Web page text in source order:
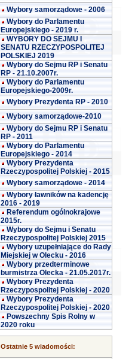
Wybory samorządowe - 2006
Wybory do Parlamentu
Europejskiego - 2019 r.
WYBORY DO SEJMU I
SENATU RZECZYPOSPOLITEJ
POLSKIEJ 2019
Wybory do Sejmu RP i Senatu
RP - 21.10.2007r.
Wybory do Parlamentu
Europejskiego-2009r.
Wybory Prezydenta RP - 2010
Wybory samorządowe-2010
Wybory do Sejmu RP i Senatu
RP - 2011
Wybory do Parlamentu
Europejskiego - 2014
Wybory Prezydenta
Rzeczypospolitej Polskiej - 2015
Wybory samorządowe - 2014
Wybory ławników na kadencję
2016 - 2019
Referendum ogólnokrajowe
2015r.
Wybory do Sejmu i Senatu
Rzeczypospolitej Polskiej 2015
Wybory uzupełniające do Rady
Miejskiej w Olecku - 2016
Wybory przedterminowe
burmistrza Olecka - 21.05.2017r.
Wybory Prezydenta
Rzeczypospolitej Polskiej - 2020
Wybory Prezydenta
Rzeczypospolitej Polskiej - 2020
Powszechny Spis Rolny w
2020 roku
Ostatnie 5 wiadomości: